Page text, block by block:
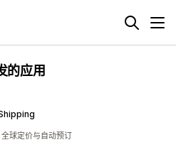
的应用
球定价与自动预订